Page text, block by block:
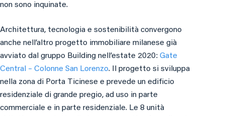
non sono inquinate.
Architettura, tecnologia e sostenibilità convergono
anche nell’altro progetto immobiliare milanese già
avviato dal gruppo Building nell’estate 2020: Gate
Central – Colonne San Lorenzo. Il progetto si sviluppa
nella zona di Porta Ticinese e prevede un edificio
residenziale di grande pregio, ad uso in parte
commerciale e in parte residenziale. Le 8 unità